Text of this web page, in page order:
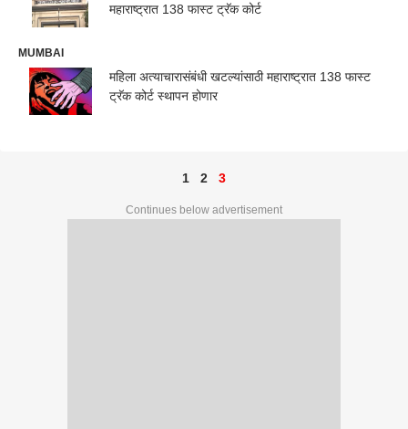
महाराष्ट्रात 138 फास्ट ट्रॅक कोर्ट
MUMBAI
महिला अत्याचारासंबंधी खटल्यांसाठी महाराष्ट्रात 138 फास्ट
ट्रॅक कोर्ट स्थापन होणार
1 2 3
Continues below advertisement